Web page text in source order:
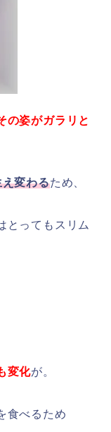
の姿がガラリと
変わるため、
とってもスリム
変化が。
食べるため